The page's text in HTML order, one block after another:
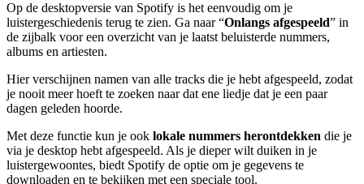
Op de desktopversie van Spotify is het eenvoudig om je
luistergeschiedenis terug te zien. Ga naar “Onlangs afgespeeld” in
de zijbalk voor een overzicht van je laatst beluisterde nummers,
albums en artiesten.
Hier verschijnen namen van alle tracks die je hebt afgespeeld, zodat
je nooit meer hoeft te zoeken naar dat ene liedje dat je een paar
dagen geleden hoorde.
Met deze functie kun je ook lokale nummers herontdekken die je
via je desktop hebt afgespeeld. Als je dieper wilt duiken in je
luistergewoontes, biedt Spotify de optie om je gegevens te
downloaden en te bekijken met een speciale tool.